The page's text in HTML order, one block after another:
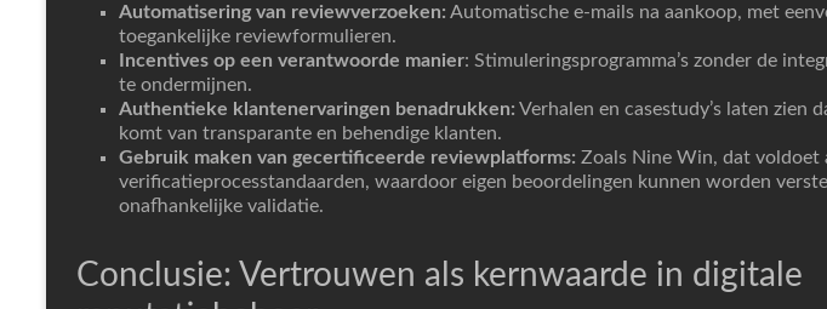
Automatisering van reviewverzoeken: Automatische e-mails na aankoop, met
toegankelijke reviewformulieren.
Incentives op een verantwoorde manier: Stimuleringsprogramma’s zonder de
te ondermijnen.
Authentieke klantenervaringen benadrukken: Verhalen en casestudy’s laten zien
komt van transparante en behendige klanten.
Gebruik maken van gecertificeerde reviewplatforms: Zoals Nine Win, dat voldoet
verificatieprocesstandaarden, waardoor eigen beoordelingen kunnen worden
onafhankelijke validatie.
Conclusie: Vertrouwen als kernwaarde in digitale